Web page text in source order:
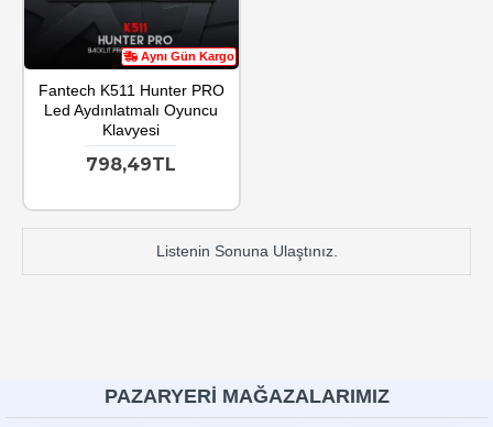
Aynı Gün Kargo
Fantech K511 Hunter PRO
Led Aydınlatmalı Oyuncu
Klavyesi
798,49TL
Listenin Sonuna Ulaştınız.
PAZARYERİ MAĞAZALARIMIZ